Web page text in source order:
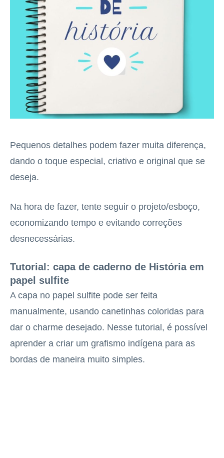
Pequenos detalhes podem fazer muita diferença,
dando o toque especial, criativo e original que se
deseja.
Na hora de fazer, tente seguir o projeto/esboço,
economizando tempo e evitando correções
desnecessárias.
Tutorial: capa de caderno de História em
papel sulfite
A capa no papel sulfite pode ser feita
manualmente, usando canetinhas coloridas para
dar o charme desejado. Nesse tutorial, é possível
aprender a criar um grafismo indígena para as
bordas de maneira muito simples.